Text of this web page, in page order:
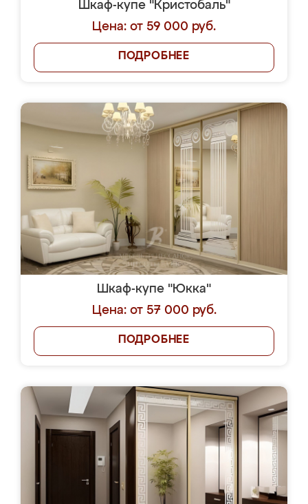
Шкаф-купе "Кристобаль"
Цена: от 59 000 руб.
ПОДРОБНЕЕ
Шкаф-купе "Юкка"
Цена: от 57 000 руб.
ПОДРОБНЕЕ